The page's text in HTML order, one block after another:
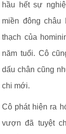
hầu hết sự
miền đông châu
thạch của
năm tuổi. Cô
dấu chân cũng
chi mới.
Cô phát hiện ra
vượn đã tuyệt